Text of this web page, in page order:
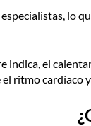
lo
indica, el
ritmo cardíaco